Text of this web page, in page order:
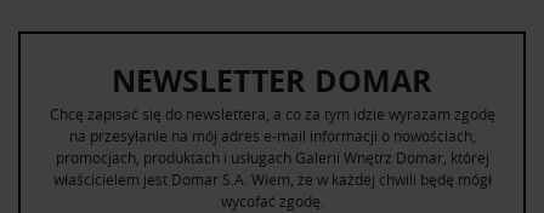
NEWSLETTER DOMAR
Chcę zapisać się do newslettera, a co za tym idzie wyrażam zgodę
na przesyłanie na mój adres e-mail informacji o nowościach,
promocjach, produktach i usługach Galerii Wnętrz Domar, której
właścicielem jest Domar S.A. Wiem, że w każdej chwili będę mógł
wycofać zgodę.